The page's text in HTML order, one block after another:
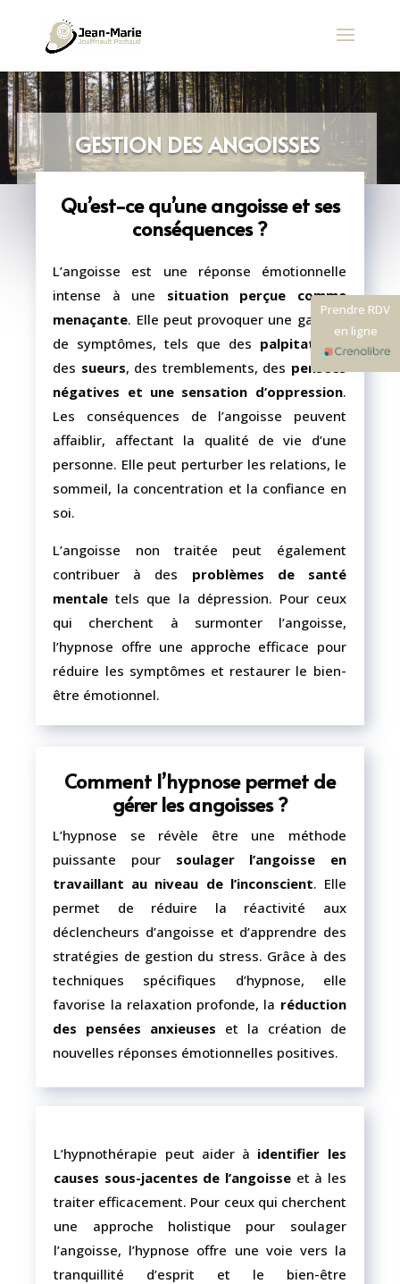
Prendre RDV
en ligne
GESTION DES ANGOISSES
Qu’est-ce qu’une angoisse et ses
conséquences ?
L’angoisse est une réponse émotionnelle
intense à une situation perçue comme
menaçante. Elle peut provoquer une gamme
de symptômes, tels que des palpitations
des sueurs, des tremblements, des pensées
négatives et une sensation d’oppression.
Les conséquences de l’angoisse peuvent
affaiblir, affectant la qualité de vie d’une
personne. Elle peut perturber les relations, le
sommeil, la concentration et la confiance en
soi.
L’angoisse non traitée peut également
contribuer à des problèmes de santé
mentale tels que la dépression. Pour ceux
qui cherchent à surmonter l’angoisse,
l’hypnose offre une approche efficace pour
réduire les symptômes et restaurer le bien-
être émotionnel.
Comment l’hypnose permet de
gérer les angoisses ?
L’hypnose se révèle être une méthode
puissante pour soulager l’angoisse en
travaillant au niveau de l’inconscient. Elle
permet de réduire la réactivité aux
déclencheurs d’angoisse et d’apprendre des
stratégies de gestion du stress. Grâce à des
techniques spécifiques d’hypnose, elle
favorise la relaxation profonde, la réduction
des pensées anxieuses et la création de
nouvelles réponses émotionnelles positives.
L’hypnothérapie peut aider à identifier les
causes sous-jacentes de l’angoisse et à les
traiter efficacement. Pour ceux qui cherchent
une approche holistique pour soulager
l’angoisse, l’hypnose offre une voie vers la
tranquillité d’esprit et le bien-être